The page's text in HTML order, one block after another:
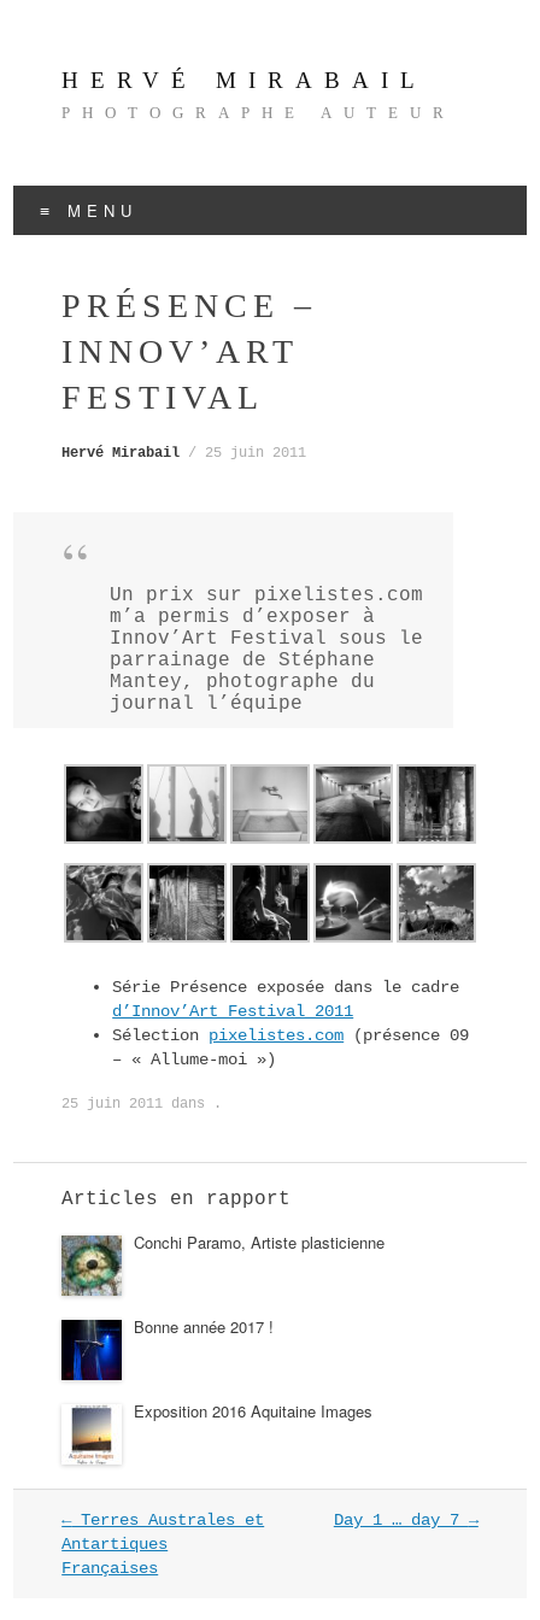
HERVÉ MIRABAIL
PHOTOGRAPHE AUTEUR
MENU
contenuPRÉSENCE –
INNOV’ART
FESTIVAL
Hervé Mirabail / 25 juin 2011
Un prix sur pixelistes.com
m’a permis d’exposer à
Innov’Art Festival sous le
parrainage de Stéphane
Mantey, photographe du
journal l’équipe
Série Présence exposée dans le cadre
d’Innov’Art Festival 2011
Sélection pixelistes.com (présence 09
– « Allume-moi »)
25 juin 2011 dans .
Articles en rapport
Conchi Paramo, Artiste plasticienne
Bonne année 2017 !
Exposition 2016 Aquitaine Images
NAVIGATION
DANS
LES
←Terres Australes et
Antartiques
Françaises
Day 1 … day 7 →